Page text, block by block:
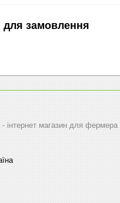
для замовлення
інтернет магазин для